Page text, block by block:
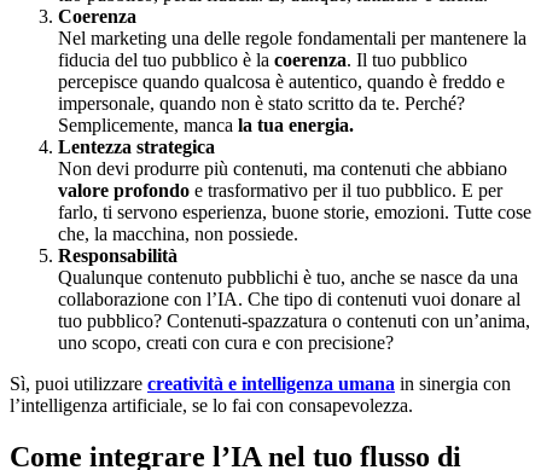
Coerenza
Nel marketing una delle regole fondamentali per mantenere la
fiducia del tuo pubblico è la coerenza. Il tuo pubblico
percepisce quando qualcosa è autentico, quando è freddo e
impersonale, quando non è stato scritto da te. Perché?
Semplicemente, manca la tua energia.
Lentezza strategica
Non devi produrre più contenuti, ma contenuti che abbiano
valore profondo e trasformativo per il tuo pubblico. E per
farlo, ti servono esperienza, buone storie, emozioni. Tutte cose
che, la macchina, non possiede.
Responsabilità
Qualunque contenuto pubblichi è tuo, anche se nasce da una
collaborazione con l’IA. Che tipo di contenuti vuoi donare al
tuo pubblico? Contenuti-spazzatura o contenuti con un’anima,
uno scopo, creati con cura e con precisione?
Sì, puoi utilizzare creatività e intelligenza umana in sinergia con
l’intelligenza artificiale, se lo fai con consapevolezza.
Come integrare l’IA nel tuo flusso di